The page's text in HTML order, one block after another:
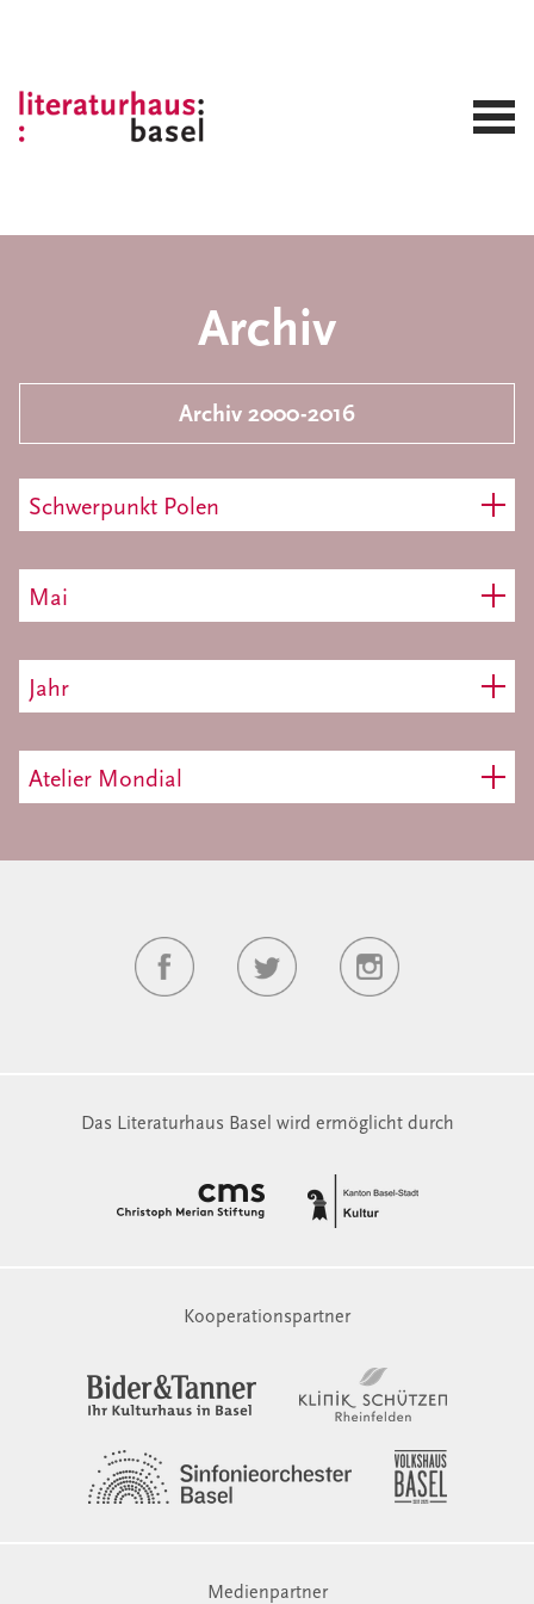
Archiv
Archiv 2000-2016
Schwerpunkt Polen
Mai
Jahr
Atelier Mondial
Das Literaturhaus Basel wird ermöglicht durch
Kooperationspartner
Medienpartner